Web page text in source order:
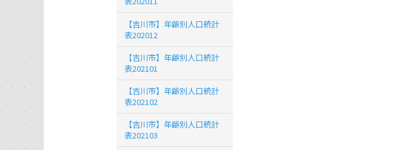
【吉川市】年齢別人口統計
表202012
【吉川市】年齢別人口統計
表202101
【吉川市】年齢別人口統計
表202102
【吉川市】年齢別人口統計
表202103